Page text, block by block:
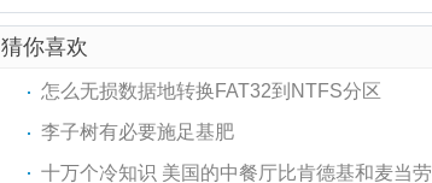
猜你喜欢
怎么无损数据地转换FAT32到NTFS分区
李子树有必要施足基肥
十万个冷知识 美国的中餐厅比肯德基和麦当